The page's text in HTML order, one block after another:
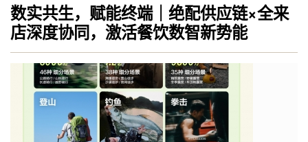
数实共生，赋能终端｜绝配供应链×全来
店深度协同，激活餐饮数智新势能